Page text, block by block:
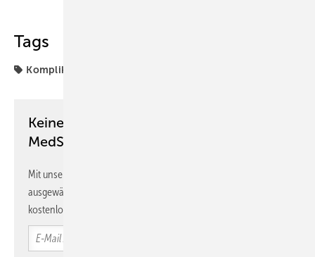
Tags
Komplikation
Keine Zeit? Kein Problem mit dem
MedSach Newsletter!
Mit unserem Newsletter erhalten Sie regelmäßig von uns
ausgewählte Informationen und Neuigkeiten, gebündelt und
kostenlos direkt ins Postfach.